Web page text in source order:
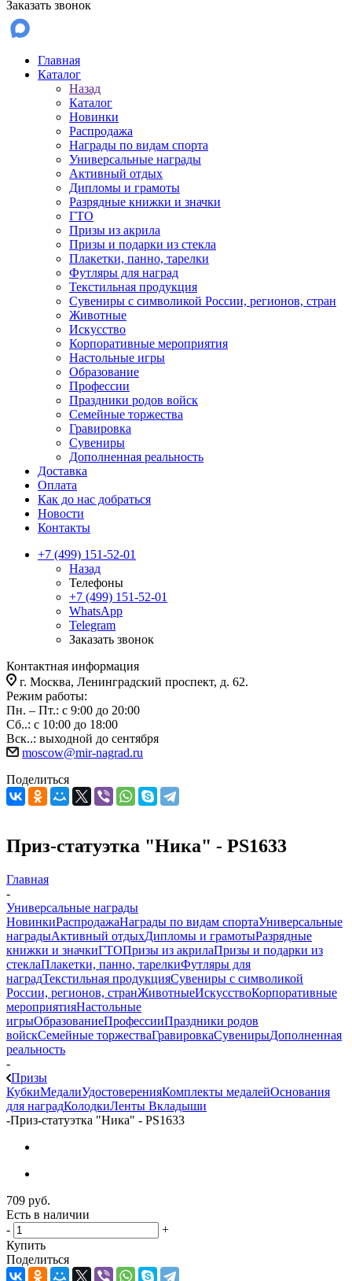
Заказать звонок
Главная
Каталог
Назад
Каталог
Новинки
Распродажа
Награды по видам спорта
Универсальные награды
Активный отдых
Дипломы и грамоты
Разрядные книжки и значки
ГТО
Призы из акрила
Призы и подарки из стекла
Плакетки, панно, тарелки
Футляры для наград
Текстильная продукция
Сувениры с символикой России, регионов, стран
Животные
Искусство
Корпоративные мероприятия
Настольные игры
Образование
Профессии
Праздники родов войск
Семейные торжества
Гравировка
Сувениры
Дополненная реальность
Доставка
Оплата
Как до нас добраться
Новости
Контакты
+7 (499) 151-52-01
Назад
Телефоны
+7 (499) 151-52-01
WhatsApp
Telegram
Заказать звонок
Контактная информация
г. Москва, Ленинградский проспект, д. 62.
Режим работы:
Пн. – Пт.: с 9:00 до 20:00
Сб..: с 10:00 до 18:00
Вск..: выходной до сентября
moscow@mir-nagrad.ru
Поделиться
Приз-статуэтка "Ника" - PS1633
Главная
-
Универсальные награды
НовинкиРаспродажаНаграды по видам спортаУниверсальные
наградыАктивный отдыхДипломы и грамотыРазрядные
книжки и значкиГТОПризы из акрилаПризы и подарки из
стеклаПлакетки, панно, тарелкиФутляры для
наградТекстильная продукцияСувениры с символикой
России, регионов, странЖивотныеИскусствоКорпоративные
мероприятияНастольные
игрыОбразованиеПрофессииПраздники родов
войскСемейные торжестваГравировкаСувенирыДополненная
реальность
-
Призы
КубкиМедалиУдостоверенияКомплекты медалейОснования
для наградКолодкиЛенты Вкладыши
-Приз-статуэтка "Ника" - PS1633
709 руб.
Есть в наличии
-
+
Купить
Поделиться